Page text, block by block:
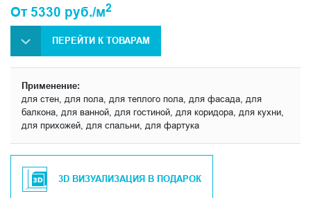
От 5330 руб./м2
ПЕРЕЙТИ К ТОВАРАМ
Применение:
для стен, для пола, для теплого пола, для фасада, для
балкона, для ванной, для гостиной, для коридора, для кухни,
для прихожей, для спальни, для фартука
3D ВИЗУАЛИЗАЦИЯ В ПОДАРОК